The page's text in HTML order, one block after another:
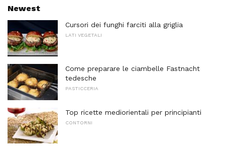
Newest
Cursori dei funghi farciti alla griglia
LATI VEGETALI
Come preparare le ciambelle Fastnacht
tedesche
PASTICCERIA
Top ricette mediorientali per principianti
CONTORNI